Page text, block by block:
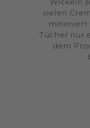
vielen
minimiert
Tücher nur
dem